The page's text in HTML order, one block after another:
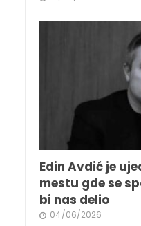
Edin Avdić je
mestu gde se
bi nas delio
04/06/2026